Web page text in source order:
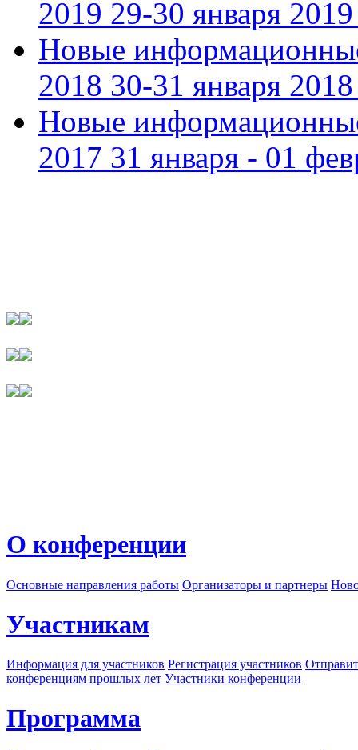
2019 29-30 января 2019
Новые
2018 30-31 января 2018
Новые
2017 31 января - 01
О конференции
Основные направления работы Организаторы и партнеры
Участникам
Информация для участников Регистрация участников
конференциям прошлых лет Участники конференции
Программа